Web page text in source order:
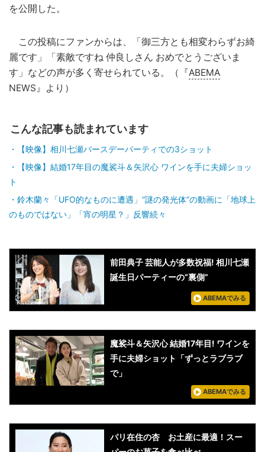
を公開した。
この投稿にファンからは、「御三方とも相変わらずお綺
麗です」「素敵ですね 仲良しさん おめでとうございま
す」などの声が多く寄せられている。（『ABEMA
NEWS』より）
こんな記事も読まれています
【映像】相川七瀬バースデーパーティでの3ショット
【映像】結婚17年目の魔裟斗＆矢沢心 ワインを手に夫婦ショッ
ト
鈴木蘭々「UFO的なものに遭遇」“謎の発光体”の動画に「地球上
のものではない」「宵の明星？」反響続々
前田典子 芸能人が多数祝福! 相川七瀬
誕生日パーティーの“裏側”
ABEMAでみる
魔裟斗＆矢沢心 結婚17年目! ワインを
手に夫婦ショット「ずっとラブラブ
で」
ABEMAでみる
パリ在住の杏 お土産に最適！スー